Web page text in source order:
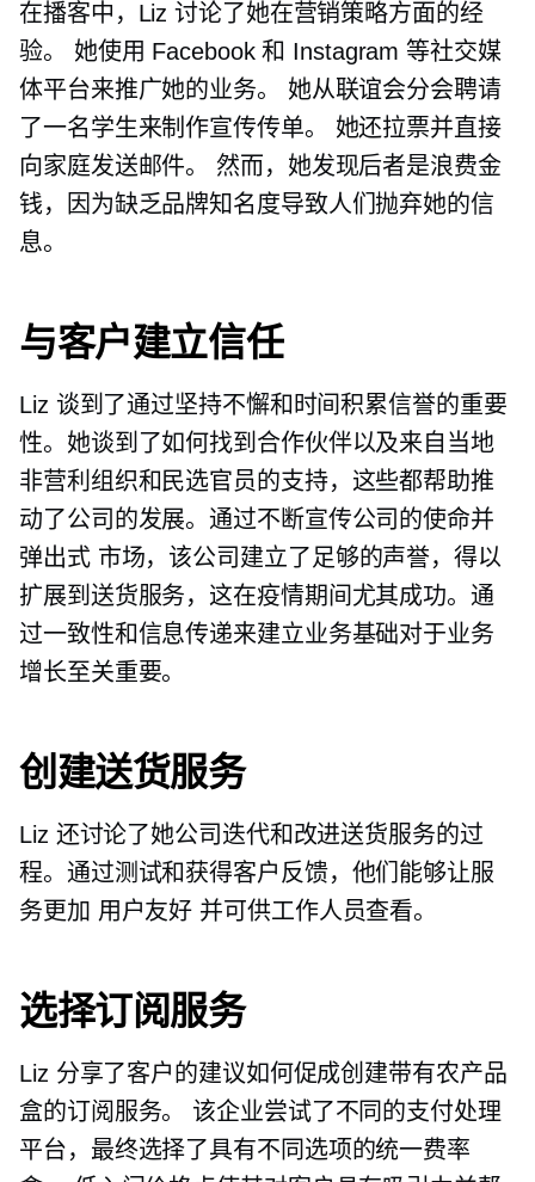
在播客中，Liz 讨论了她在营销策略方面的经
验。 她使用 Facebook 和 Instagram 等社交媒
体平台来推广她的业务。 她从联谊会分会聘请
了一名学生来制作宣传传单。 她还拉票并直接
向家庭发送邮件。 然而，她发现后者是浪费金
钱，因为缺乏品牌知名度导致人们抛弃她的信
息。
与客户建立信任
Liz 谈到了通过坚持不懈和时间积累信誉的重要
性。她谈到了如何找到合作伙伴以及来自当地
非营利组织和民选官员的支持，这些都帮助推
动了公司的发展。通过不断宣传公司的使命并
弹出式市场，该公司建立了足够的声誉，得以
扩展到送货服务，这在疫情期间尤其成功。通
过一致性和信息传递来建立业务基础对于业务
增长至关重要。
创建送货服务
Liz 还讨论了她公司迭代和改进送货服务的过
程。通过测试和获得客户反馈，他们能够让服
务更加 用户友好 并可供工作人员查看。
选择订阅服务
Liz 分享了客户的建议如何促成创建带有农产品
盒的订阅服务。 该企业尝试了不同的支付处理
平台，最终选择了具有不同选项的统一费率